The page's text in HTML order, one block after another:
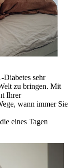
Diabetes sehr
zu bringen. Mit
Ihrer
wann immer Sie
eines Tagen